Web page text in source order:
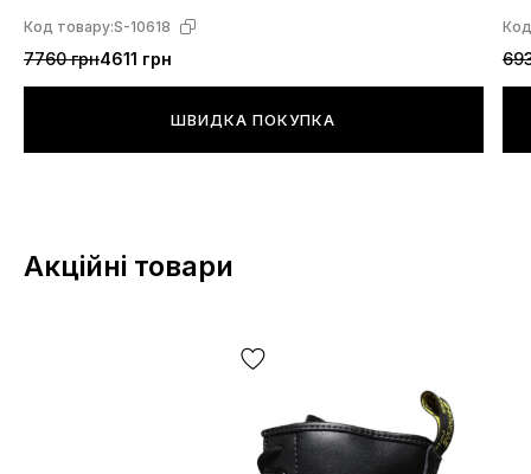
Код товару:S-10618
7760 грн4611 грн
ШВИДКА ПОКУПКА
Акційні товари